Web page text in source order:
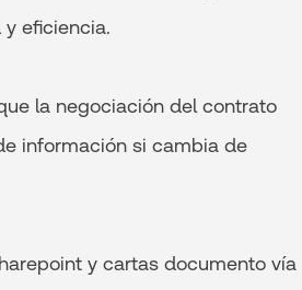
eficiencia.
la negociación del contrato
información si cambia de
y cartas documento vía